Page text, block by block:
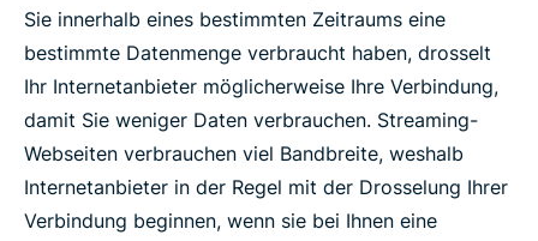
Sie innerhalb eines bestimmten Zeitraums eine
bestimmte Datenmenge verbraucht haben, drosselt
Ihr Internetanbieter möglicherweise Ihre Verbindung,
damit Sie weniger Daten verbrauchen. Streaming-
Webseiten verbrauchen viel Bandbreite, weshalb
Internetanbieter in der Regel mit der Drosselung Ihrer
Verbindung beginnen, wenn sie bei Ihnen eine